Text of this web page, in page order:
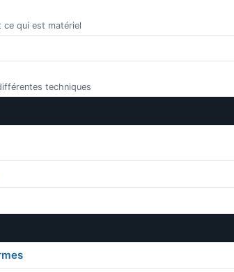
qui est matériel
techniques